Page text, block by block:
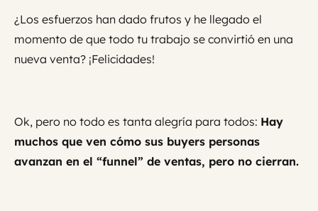
¿Los esfuerzos han dado frutos y he llegado el
momento de que todo tu trabajo se convirtió en una
nueva venta? ¡Felicidades!
Ok, pero no todo es tanta alegría para todos: Hay
muchos que ven cómo sus buyers personas
avanzan en el “funnel” de ventas, pero no cierran.